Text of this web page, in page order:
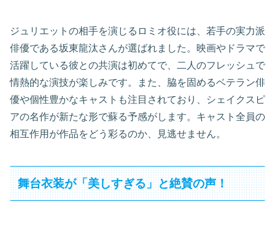
ジュリエットの相手を演じるロミオ役には、若手の実力派
俳優である坂東龍汰さんが選ばれました。映画やドラマで
活躍している彼との共演は初めてで、二人のフレッシュで
情熱的な演技が楽しみです。また、脇を固めるベテラン俳
優や個性豊かなキャストも注目されており、シェイクスピ
アの名作が新たな形で蘇る予感がします。キャスト全員の
相互作用が作品をどう彩るのか、見逃せません。
舞台衣装が「美しすぎる」と絶賛の声！